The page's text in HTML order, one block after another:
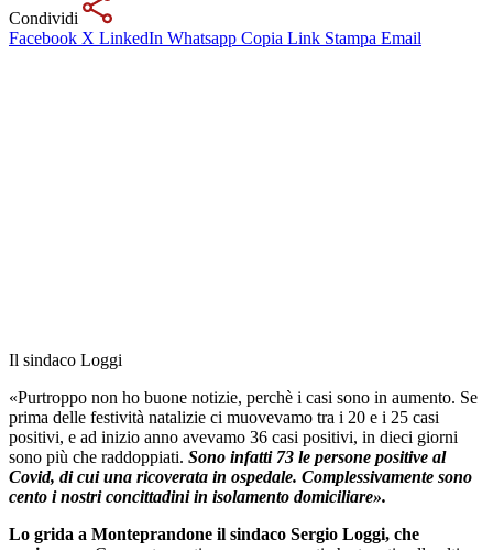
Condividi
Facebook X LinkedIn Whatsapp Copia Link Stampa Email
Il sindaco Loggi
«Purtroppo non ho buone notizie, perchè i casi sono in aumento. Se
prima delle festività natalizie ci muovevamo tra i 20 e i 25 casi
positivi, e ad inizio anno avevamo 36 casi positivi, in dieci giorni
sono più che raddoppiati. Sono infatti 73 le persone positive al
Covid, di cui una ricoverata in ospedale. Complessivamente sono
cento i nostri concittadini in isolamento domiciliare».
Lo grida a Monteprandone il sindaco Sergio Loggi, che